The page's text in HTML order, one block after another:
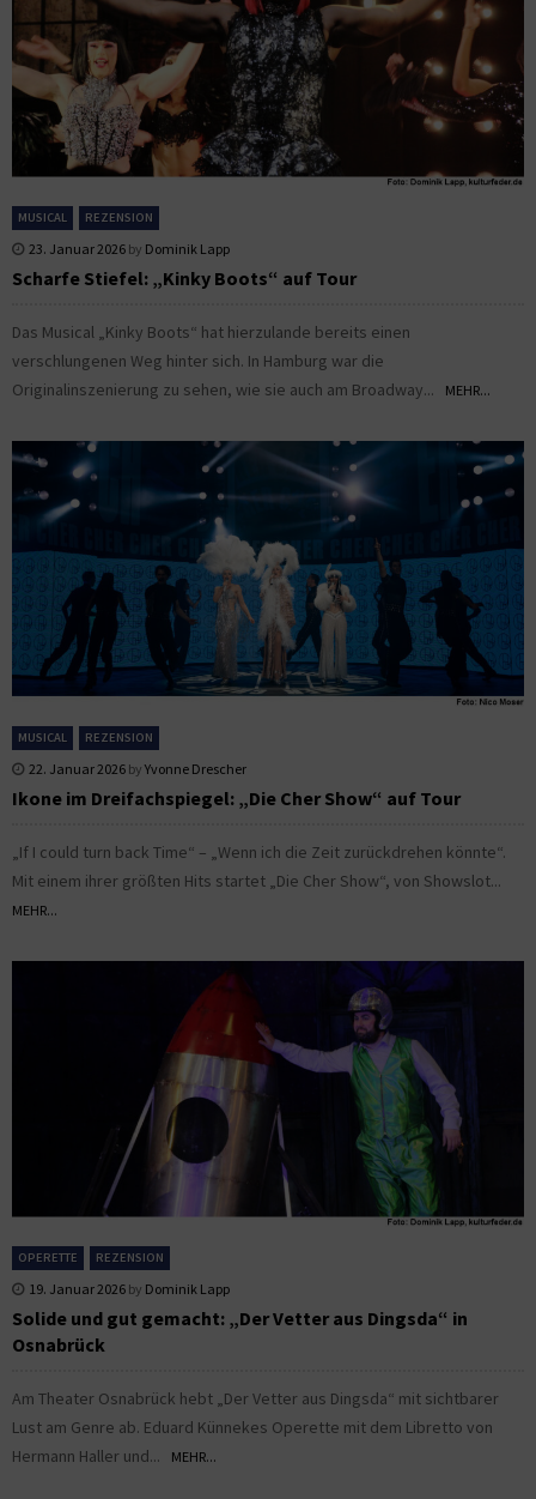
MUSICAL REZENSION
23. Januar 2026 by Dominik Lapp
Scharfe Stiefel: „Kinky Boots“ auf Tour
Das Musical „Kinky Boots“ hat hierzulande bereits einen
verschlungenen Weg hinter sich. In Hamburg war die
Originalinszenierung zu sehen, wie sie auch am Broadway...
MEHR...
MUSICAL REZENSION
22. Januar 2026 by Yvonne Drescher
Ikone im Dreifachspiegel: „Die Cher Show“ auf Tour
„If I could turn back Time“ – „Wenn ich die Zeit zurückdrehen könnte“.
Mit einem ihrer größten Hits startet „Die Cher Show“, von Showslot...
MEHR...
OPERETTE REZENSION
19. Januar 2026 by Dominik Lapp
Solide und gut gemacht: „Der Vetter aus Dingsda“ in
Osnabrück
Am Theater Osnabrück hebt „Der Vetter aus Dingsda“ mit sichtbarer
Lust am Genre ab. Eduard Künnekes Operette mit dem Libretto von
Hermann Haller und...
MEHR...